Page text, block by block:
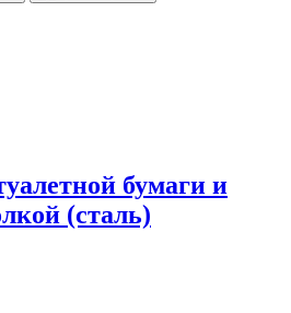
бумаги и
(сталь)